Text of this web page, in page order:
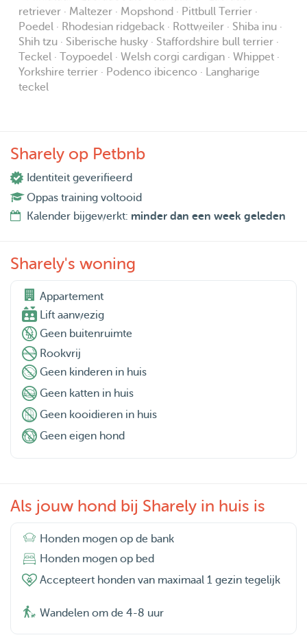
retriever · Maltezer · Mopshond · Pittbull Terrier ·
Poedel · Rhodesian ridgeback · Rottweiler · Shiba inu ·
Shih tzu · Siberische husky · Staffordshire bull terrier ·
Teckel · Toypoedel · Welsh corgi cardigan · Whippet ·
Yorkshire terrier · Podenco ibicenco · Langharige
teckel
Sharely op Petbnb
Identiteit geverifieerd
Oppas training voltooid
Kalender bijgewerkt: minder dan een week geleden
Sharely's woning
Appartement
 Lift aanwezig
Geen buitenruimte
Rookvrij
Geen kinderen in huis
Geen katten in huis
Geen kooidieren in huis
Geen eigen hond
Als jouw hond bij Sharely in huis is
Honden mogen op de bank
Honden mogen op bed
Accepteert honden van maximaal 1 gezin tegelijk
Wandelen om de 4-8 uur